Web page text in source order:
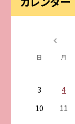
日 月
3
4
10
11